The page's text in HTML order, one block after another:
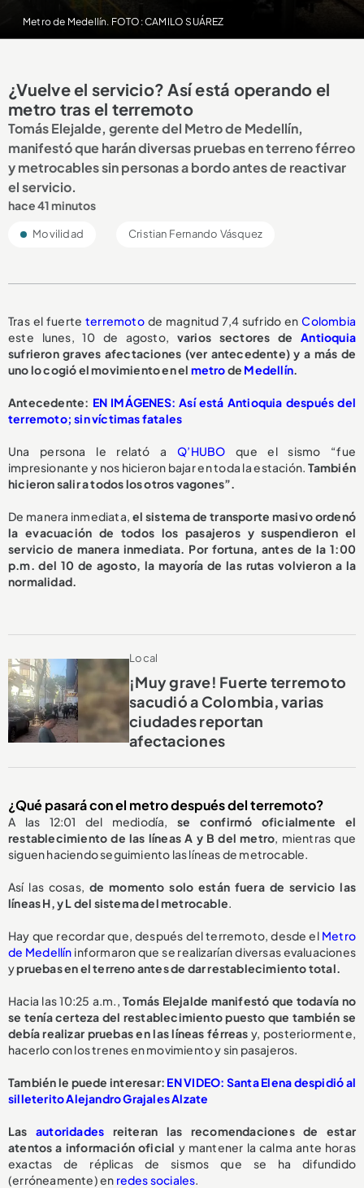
Metro de Medellín. FOTO: CAMILO SUÁREZ
¿Vuelve el servicio? Así está operando el
metro tras el terremoto
Tomás Elejalde, gerente del Metro de Medellín,
manifestó que harán diversas pruebas en terreno férreo
y metrocables sin personas a bordo antes de reactivar
el servicio.
hace 41 minutos
Movilidad Cristian Fernando Vásquez
Tras el fuerte terremotode magnitud 7,4 sufrido enColombia
este lunes, 10 de agosto, varios sectores deAntioquia
sufrieron graves afectaciones (ver antecedente) y a más de
uno lo cogió el movimiento en el metrode Medellín.
Antecedente: EN IMÁGENES: Así está Antioquia después del
terremoto; sin víctimas fatales
Una persona le relató aQ’HUBO que el sismo “fue
impresionante y nos hicieron bajar en toda la estación. También
hicieron salir a todos los otros vagones”.
De manera inmediata, el sistema de transporte masivo ordenó
la evacuación de todos los pasajeros y suspendieron el
servicio de manera inmediata. Por fortuna, antes de la 1:00
p.m. del 10 de agosto, la mayoría de las rutas volvieron a la
normalidad.
Local
¡Muy grave! Fuerte terremoto
sacudió a Colombia, varias
ciudades reportan
afectaciones
¿Qué pasará con el metro después del terremoto?
A las 12:01 del mediodía,se confirmó oficialmente el
restablecimiento de las líneas A y B del metro, mientras que
siguen haciendo seguimiento las líneas de metrocable.
Así las cosas, de momento solo están fuera de servicio las
líneas H, y L del sistema del metrocable.
Hay que recordar que, después del terremoto, desde el Metro
de Medellín informaron que se realizarían diversas evaluaciones
ypruebas en el terreno antes de dar restablecimiento total.
Hacia las 10:25 a.m.,Tomás Elejalde manifestó que todavía no
se tenía certeza del restablecimiento puesto que también se
debía realizar pruebas en las líneas férreas y, posteriormente,
hacerlo con los trenes en movimiento y sin pasajeros.
También le puede interesar: EN VIDEO: Santa Elena despidió al
silleterito Alejandro Grajales Alzate
Lasautoridades reiteran las recomendaciones de estar
atentos a información oficial y mantener la calma ante horas
exactas de réplicas de sismos que se ha difundido
(erróneamente) en redes sociales.